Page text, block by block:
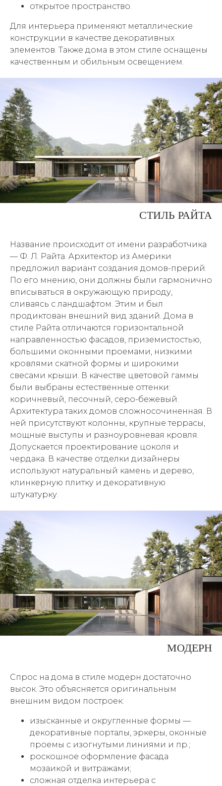
открытое пространство.
Для интерьера применяют металлические
конструкции в качестве декоративных
элементов. Также дома в этом стиле оснащены
качественным и обильным освещением.
СТИЛЬ РАЙТА
Название происходит от имени разработчика
— Ф. Л. Райта. Архитектор из Америки
предложил вариант создания домов-прерий.
По его мнению, они должны были гармонично
вписываться в окружающую природу,
сливаясь с ландшафтом. Этим и был
продиктован внешний вид зданий. Дома в
стиле Райта отличаются горизонтальной
направленностью фасадов, приземистостью,
большими оконными проемами, низкими
кровлями скатной формы и широкими
свесами крыши. В качестве цветовой гаммы
были выбраны естественные оттенки:
коричневый, песочный, серо-бежевый.
Архитектура таких домов сложносочиненная. В
ней присутствуют колонны, крупные террасы,
мощные выступы и разноуровневая кровля.
Допускается проектирование цоколя и
чердака. В качестве отделки дизайнеры
используют натуральный камень и дерево,
клинкерную плитку и декоративную
штукатурку.
МОДЕРН
Спрос на дома в стиле модерн достаточно
высок. Это объясняется оригинальным
внешним видом построек:
изысканные и округленные формы —
декоративные порталы, эркеры, оконные
проемы с изогнутыми линиями и пр.;
роскошное оформление фасада
мозаикой и витражами;
сложная отделка интерьера с